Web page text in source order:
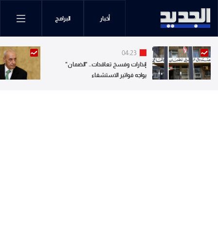
أخبار البرامج
04:23
إنذارات وفسخ تعاقدات.. "الضمان"
يواجه فواتير الاستشفاء